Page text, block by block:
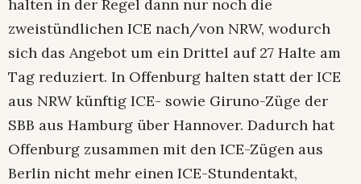
halten in der Regel dann nur noch die
zweistündlichen ICE nach/von NRW, wodurch
sich das Angebot um ein Drittel auf 27 Halte am
Tag reduziert. In Offenburg halten statt der ICE
aus NRW künftig ICE- sowie Giruno-Züge der
SBB aus Hamburg über Hannover. Dadurch hat
Offenburg zusammen mit den ICE-Zügen aus
Berlin nicht mehr einen ICE-Stundentakt,